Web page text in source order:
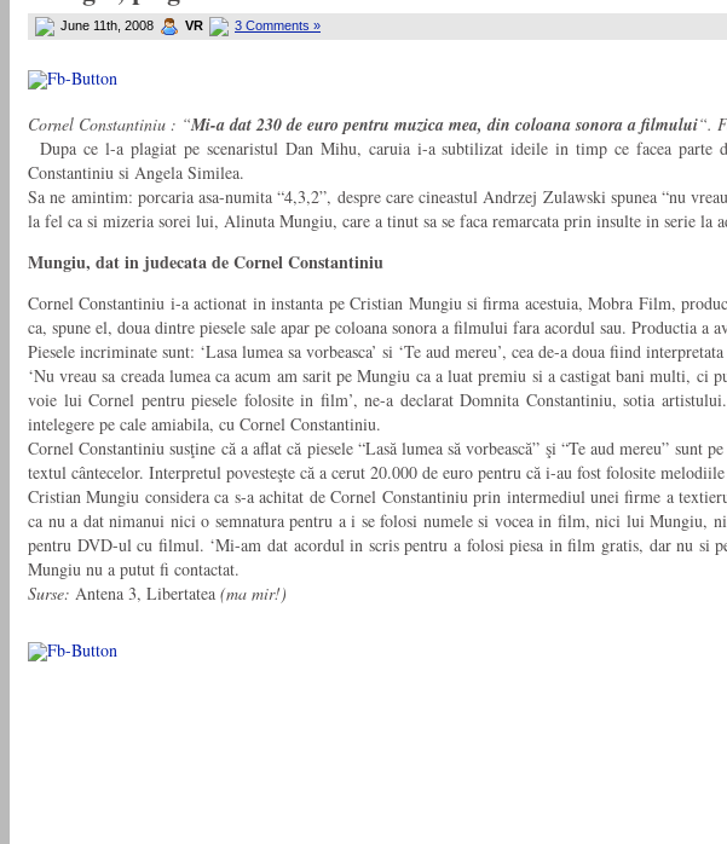
June 11th, 2008 VR 3 Comments »
Cornel Constantiniu : “Mi-a dat 230 de euro pentru muzica mea, din coloana sonora a filmului“.
Dupa ce l-a plagiat pe scenaristul Dan Mihu, caruia i-a subtilizat ideile in timp ce facea
Constantiniu si Angela Similea.
Sa ne amintim: porcaria asa-numita “4,3,2”, despre care cineastul Andrzej Zulawski spunea “nu
la fel ca si mizeria sorei lui, Alinuta Mungiu, care a tinut sa se faca remarcata prin insulte in serie
Mungiu, dat in judecata de Cornel Constantiniu
Cornel Constantiniu i-a actionat in instanta pe Cristian Mungiu si firma acestuia, Mobra Film,
ca, spune el, doua dintre piesele sale apar pe coloana sonora a filmului fara acordul sau. Productia a
Piesele incriminate sunt: ‘Lasa lumea sa vorbeasca’ si ‘Te aud mereu’, cea de-a doua fiind
‘Nu vreau sa creada lumea ca acum am sarit pe Mungiu ca a luat premiu si a castigat bani multi,
voie lui Cornel pentru piesele folosite in film’, ne-a declarat Domnita Constantiniu, sotia
intelegere pe cale amiabila, cu Cornel Constantiniu.
Cornel Constantiniu susţine că a aflat că piesele “Lasă lumea să vorbească” şi “Te aud mereu”
textul cântecelor. Interpretul povesteşte că a cerut 20.000 de euro pentru că i-au fost folosite
Cristian Mungiu considera ca s-a achitat de Cornel Constantiniu prin intermediul unei firme a
ca nu a dat nimanui nici o semnatura pentru a i se folosi numele si vocea in film, nici lui Mungiu,
pentru DVD-ul cu filmul. ‘Mi-am dat acordul in scris pentru a folosi piesa in film gratis, dar nu si
Mungiu nu a putut fi contactat.
Surse: Antena 3, Libertatea (ma mir!)